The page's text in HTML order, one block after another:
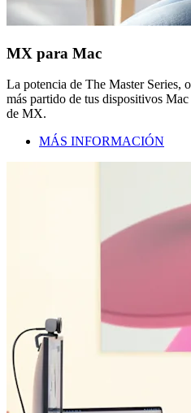
MX para Mac
La potencia de The Master Series,
más partido de tus dispositivos
de MX.
MÁS INFORMACIÓN